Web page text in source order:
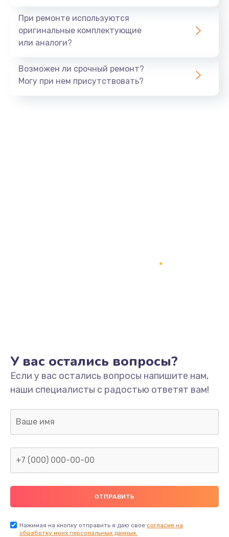
При ремонте используются
оригинальные комплектующие
или аналоги?
Возможен ли срочный ремонт?
Могу при нем присутствовать?
У вас остались вопросы?
Если у вас остались вопросы напишите нам,
наши специалисты с радостью ответят вам!
Нажимая на кнопку отправить я даю свое согласие на
обработку моих персональных данных.